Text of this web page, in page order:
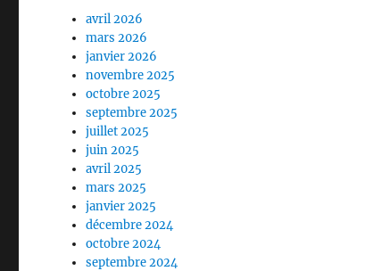
avril 2026
mars 2026
janvier 2026
novembre 2025
octobre 2025
septembre 2025
juillet 2025
juin 2025
avril 2025
mars 2025
janvier 2025
décembre 2024
octobre 2024
septembre 2024